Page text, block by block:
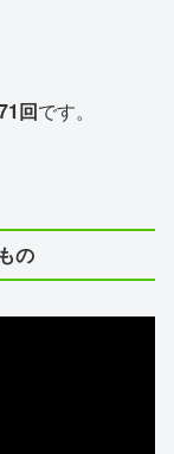
回です。
の